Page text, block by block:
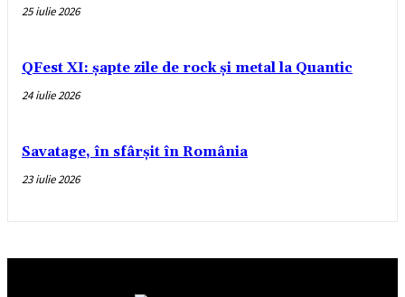
25 iulie 2026
QFest XI: șapte zile de rock și metal la Quantic
24 iulie 2026
Savatage, în sfârșit în România
23 iulie 2026